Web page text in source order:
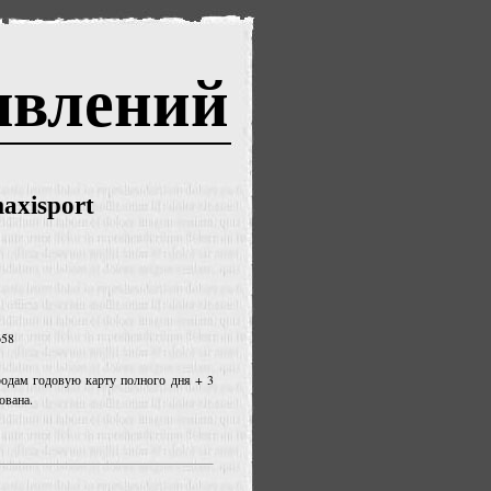
годовую карту полного дня + 3